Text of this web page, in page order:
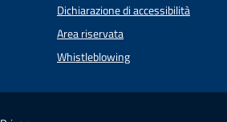
Dichiarazione di accessibilità
Area riservata
Whistleblowing